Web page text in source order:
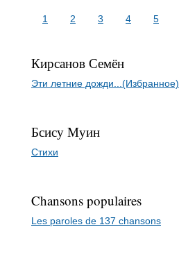
1 2 3 4 5
Кирсанов Семён
Эти летние дожди...(Избранное)
Бсису Муин
Стихи
Chansons populaires
Les paroles de 137 chansons